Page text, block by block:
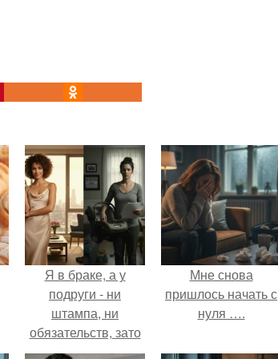
Я в браке, а у
подруги - ни
штампа, ни
обязательств, зато
ключи от новой
Мне снова
пришлось начать с
нуля ….